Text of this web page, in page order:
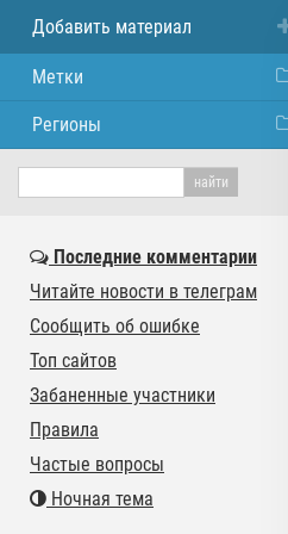
Добавить материал
Метки
Регионы
Последние комментарии
Читайте новости в телеграм
Сообщить об ошибке
Топ сайтов
Забаненные участники
Правила
Частые вопросы
Ночная тема